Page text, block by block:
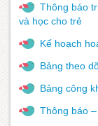
Thông báo
và học cho trẻ
Kế hoạch
Bảng theo
Bảng công
Thông báo